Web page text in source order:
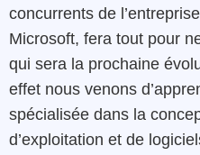
concurrents de
Microsoft, fera tout pour
qui sera la prochaine
effet nous venons
spécialisée dans la
d’exploitation et de